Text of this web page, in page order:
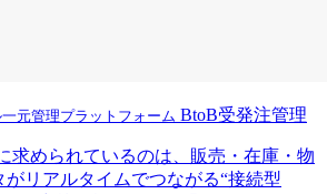
元管理プラットフォーム BtoB受発注管理
求められているのは、販売・在庫・物
リアルタイムでつながる“接続型